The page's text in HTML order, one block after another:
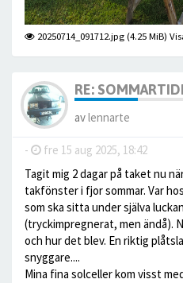
20250714_091712.jpg (4.25 MiB)
RE:
avlennarte
- fre 15 aug 2025, 18:42
Tagit mig 2 dagar på taket nu
takfönster i fjor sommar. Var
som ska sitta under själva
(tryckimpregnerat, men ändå).
och hur det blev. En riktig
snyggare....
Mina fina solceller kom visst